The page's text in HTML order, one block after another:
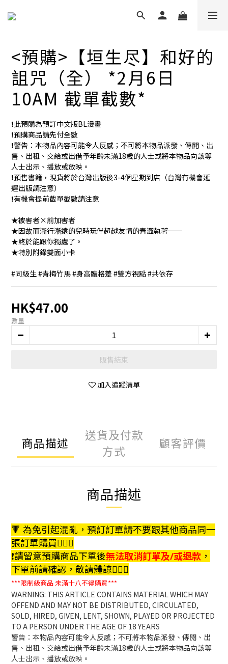
<預購>【垣生尽】和好的
詛咒（全） *2月6日
10AM 截單截數*
❗️此預購為預訂中文版BL漫畫
❗️預購商品請先付全數
❗️警告：本物品內容可能令人反感；不可將本物品派發、傳閱、出
售、出租、交給或出借予年齡未滿18歲的人士或將本物品向該等
人士出示、播放或放映。
❗️預售書籍，現貨將於台灣出版後3-4個星期到店（台灣有機會延
遲出版請注意）
❗️有機會提前截單截數請注意
★被害者×前加害者
★因故而漸行漸遠的兒時玩伴超越友情的青澀執著──
★終於能跟你獨處了。
★特別附錄雙面小卡
#同級生 #青梅竹馬 #身高體格差 #雙方視點 #共依存
HK$47.00
數量
販售結束
加入追蹤清單
商品描述
送貨及付款
方式
顧客評價
商品描述
🔻 為免引起混亂，預訂訂單請不要跟其他商品同一
張訂單購買🙇🏻‍♀️
❗️請留意預購商品下單後無法取消訂單及/或退款 ，
下單前請確認，敬請體諒🙇🏻‍♀️
***限制級商品未滿十八不得購買***
WARNING: THIS ARTICLE CONTAINS MATERIAL WHICH MAY
OFFEND AND MAY NOT BE DISTRIBUTED, CIRCULATED,
SOLD, HIRED, GIVEN, LENT, SHOWN, PLAYED OR PROJECTED
TO A PERSON UNDER THE AGE OF 18 YEARS
警告：本物品內容可能令人反感；不可將本物品派發、傳閱、出
售、出租、交給或出借予年齡未滿18歲的人士或將本物品向該等
人士出示、播放或放映。